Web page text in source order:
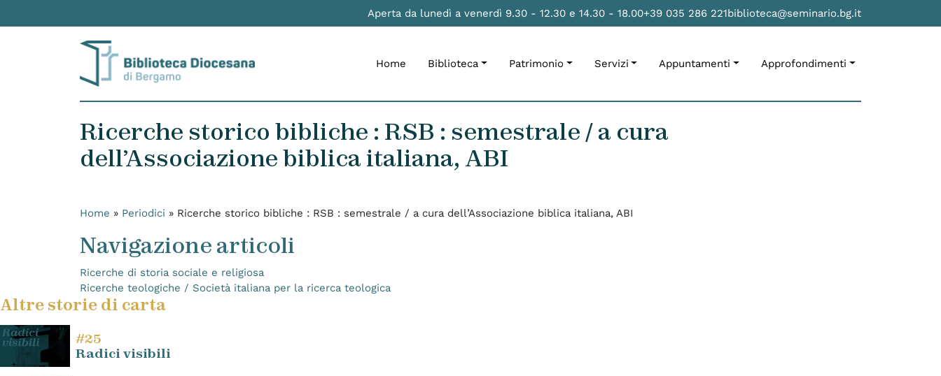
Aperta da lunedì a venerdì 9.30 - 12.30 e 14.30 - 18.00+39 035 286 221biblioteca@seminario.bg.it
Home Biblioteca Patrimonio Servizi Appuntamenti Approfondimenti
Ricerche storico bibliche : RSB : semestrale / a cura
dell’Associazione biblica italiana, ABI
Home » Periodici » Ricerche storico bibliche : RSB : semestrale / a cura dell’Associazione biblica italiana, ABI
Navigazione articoli
Ricerche di storia sociale e religiosa
Ricerche teologiche / Società italiana per la ricerca teologica
Altre storie di carta
#25
Radici visibili